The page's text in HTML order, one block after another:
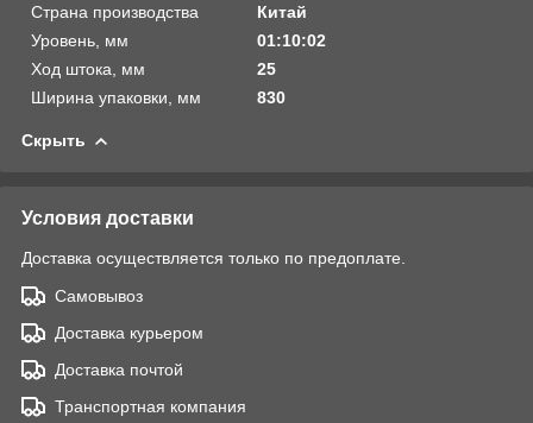
Страна производства
Китай
Уровень, мм
01:10:02
Ход штока, мм
25
Ширина упаковки, мм
830
Скрыть
Условия доставки
Доставка осуществляется только по предоплате.
Самовывоз
Доставка курьером
Доставка почтой
Транспортная компания